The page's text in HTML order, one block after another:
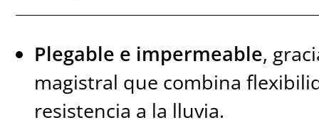
Plegable e impermeable,
magistral que combina
resistencia a la lluvia.